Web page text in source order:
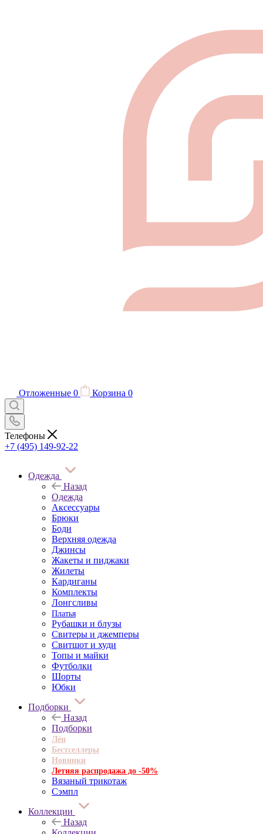
Отложенные 0 Корзина 0
Телефоны
+7 (495) 149-92-22
Одежда
Назад
Одежда
Аксессуары
Брюки
Боди
Верхняя одежда
Джинсы
Жакеты и пиджаки
Жилеты
Кардиганы
Комплекты
Лонгсливы
Платья
Рубашки и блузы
Свитеры и джемперы
Свитшот и худи
Топы и майки
Футболки
Шорты
Юбки
Подборки
Назад
Подборки
Лён
Бестселлеры
Новинки
Летняя распродажа до -50%
Вязаный трикотаж
Сэмпл
Коллекции
Назад